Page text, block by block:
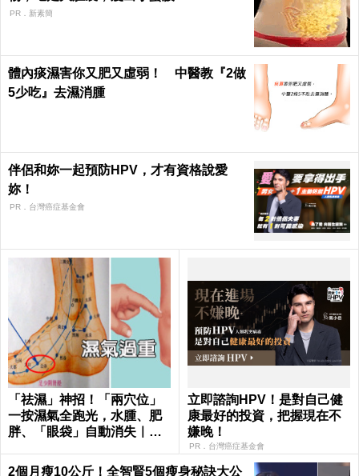
PR．新素簡
體內痰濕害你又肥又虛弱！ 中醫教『2做
5少吃』去濕消腫
伴侶和妳一起預防HPV，才有資格說愛
妳！
PR．台灣癌症基金會
「祛濕」神招！「兩穴位」
一按濕氣全跑光，水腫、肥
胖、「眼袋」自動消失｜每
立即諮詢HPV！是對自己健
康最好的投資，把握現在不
嫌晚！
PR．台灣癌症基金會
2個月瘦10公斤！全智賢5個瘦身秘訣大公